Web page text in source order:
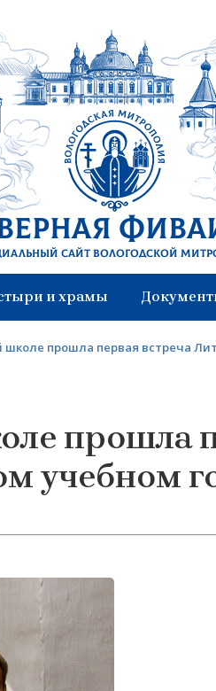
сайт Вологодской
и храмы
школе прошла первая встреча
прошла
учебном